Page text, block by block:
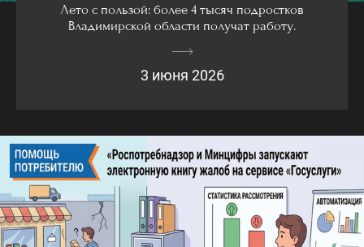
Лето с пользой: более 4 тысяч подростков
Владимирской области получат работу.
3 июня 2026